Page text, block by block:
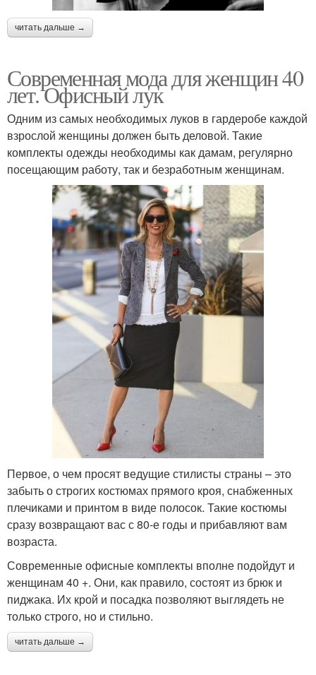
читать дальше →
Современная мода для женщин 40
лет. Офисный лук
Одним из самых необходимых луков в гардеробе каждой
взрослой женщины должен быть деловой. Такие
комплекты одежды необходимы как дамам, регулярно
посещающим работу, так и безработным женщинам.
Первое, о чем просят ведущие стилисты страны – это
забыть о строгих костюмах прямого кроя, снабженных
плечиками и принтом в виде полосок. Такие костюмы
сразу возвращают вас с 80-е годы и прибавляют вам
возраста.
Современные офисные комплекты вполне подойдут и
женщинам 40 +. Они, как правило, состоят из брюк и
пиджака. Их крой и посадка позволяют выглядеть не
только строго, но и стильно.
читать дальше →